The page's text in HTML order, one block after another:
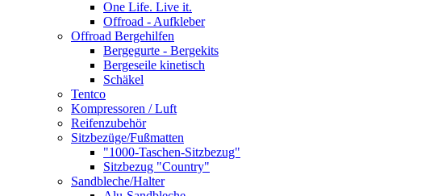
One Life. Live it.
Offroad - Aufkleber
Offroad Bergehilfen
Bergegurte - Bergekits
Bergeseile kinetisch
Schäkel
Tentco
Kompressoren / Luft
Reifenzubehör
Sitzbezüge/Fußmatten
"1000-Taschen-Sitzbezug"
Sitzbezug "Country"
Sandbleche/Halter